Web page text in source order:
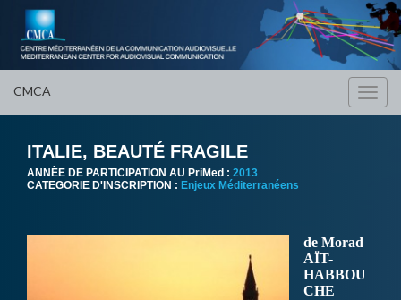
CMCA
ITALIE, BEAUTÉ FRAGILE
ANNÈE DE PARTICIPATION AU PriMed : 2013
CATEGORIE D'INSCRIPTION : Enjeux Méditerranéens
de Morad
AÏT-
HABBOU
CHE